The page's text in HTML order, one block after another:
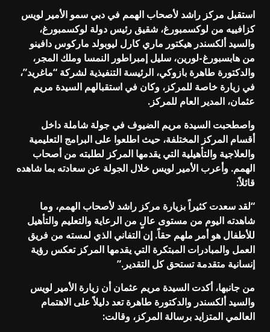
استقبل مركز راشد لأصحاب الهمم في دبي سمو الأمير لويس
كزافييه من لوكسمبورغ، شقيق رئيس دولة لوكسمبورغ،
والسيد ألكسندر هيكتور ماري كارل ليوبولد ماركوس دافينو
من هابسبورغ-لورين، سليل إمبراطور النمسا وملك المجر،
والدكتورة طاهرة بازوكي، الرئيسة التنفيذية لشركة “ماغريد”،
في زيارة خاصة للمركز، وكان في استقبالهم السيدة مريم
عثمان، المدير العام للمركز.
واصطحبت السيدة مريم الضيوف في جولة شاملة داخل
أقسام المركز المختلفة، حيث اطلعوا على البرامج التعليمية
والعلاجية والتأهيلية التي يقدمها المركز لطلبته من أصحاب
الهمم. وأعرب الأمير لويس خلال الجولة عن سعادته بما شاهده
قائلاً:
“لقد سعدت كثيراً بزيارة مركز راشد لأصحاب الهمم، وما
شاهدته اليوم من مستوى عالٍ من الرعاية والتعليم والتأهيل
للأطفال هو أمر ملهم حقاً. إن التفاني الذي لمسته من فريق
العمل والمبادرات المبتكرة التي يقدمها المركز تعكس رؤية
إنسانية متقدمة تستحق كل التقدير.”
من جانبها، أكدت السيدة مريم عثمان أن زيارة الأمير لويس
والسيد ألكسندر والدكتورة طاهرة تعد دليلاً على الاهتمام
العالمي المتزايد برسالة المركز، وقالت: